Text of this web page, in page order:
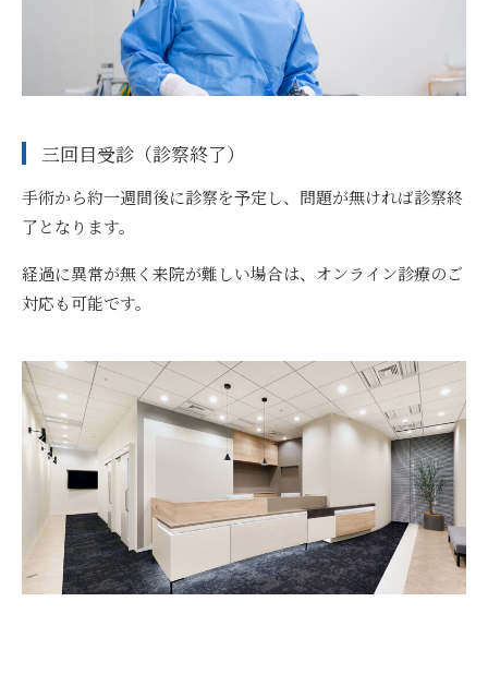
三回目受診（診察終了）
手術から約一週間後に診察を予定し、問題が無ければ診察終
了となります。
経過に異常が無く来院が難しい場合は、オンライン診療のご
対応も可能です。